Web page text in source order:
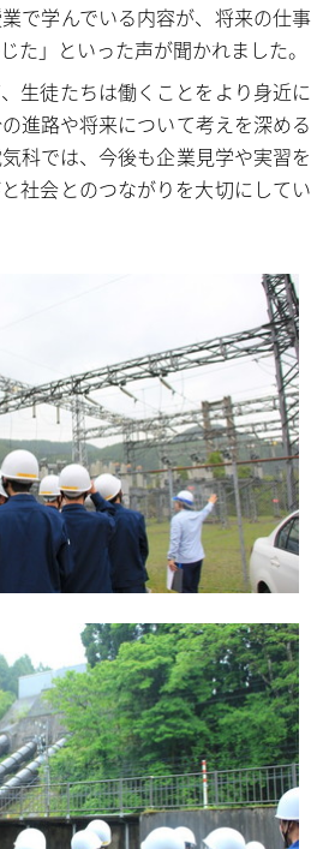
で学んでいる内容が、将来の仕事
た」といった声が聞かれました。
生徒たちは働くことをより身近に
進路や将来について考えを深める
科では、今後も企業見学や実習を
社会とのつながりを大切にしてい